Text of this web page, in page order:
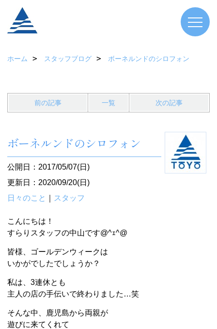
ホーム スタッフブログ ボーネルンドのシロフォン
前の記事 一覧 次の記事
ボーネルンドのシロフォン
公開日：2017/05/07(日)
更新日：2020/09/20(日)
日々のこと
スタッフ
こんにちは！
すらりスタッフの中山です@^ｪ^@
皆様、ゴールデンウィークは
いかがでしたでしょうか？
私は、3連休とも
主人の店の手伝いで終わりました…笑
そんな中、鹿児島から両親が
遊びに来てくれて